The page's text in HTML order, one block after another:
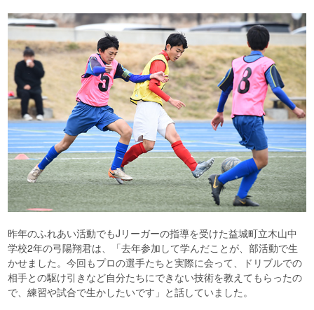
昨年のふれあい活動でもJリーガーの指導を受けた益城町立木山中
学校2年の弓陽翔君は、「去年参加して学んだことが、部活動で生
かせました。今回もプロの選手たちと実際に会って、ドリブルでの
相手との駆け引きなど自分たちにできない技術を教えてもらったの
で、練習や試合で生かしたいです」と話していました。